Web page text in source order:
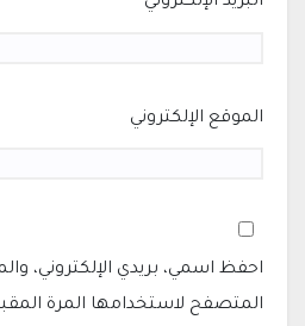
الموقع الإلكتروني
احفظ اسمي، بريدي الإلكتروني،
المتصفح لاستخدامها المرة